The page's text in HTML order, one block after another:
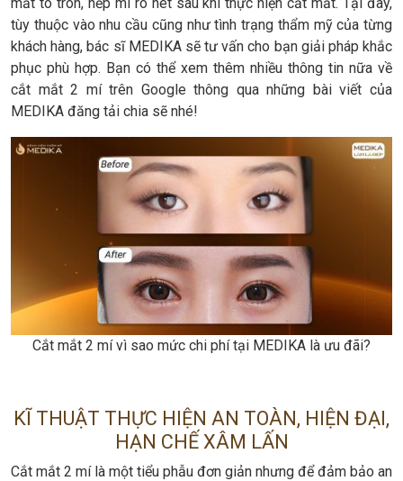
tùy thuộc vào nhu cầu cũng như tình trạng thẩm mỹ của từng
khách hàng, bác sĩ MEDIKA sẽ tư vấn cho bạn giải pháp khắc
phục phù hợp. Bạn có thể xem thêm nhiều thông tin nữa về
cắt mắt 2 mí trên Google thông qua những bài viết của
MEDIKA đăng tải chia sẽ nhé!
Cắt mắt 2 mí vì sao mức chi phí tại MEDIKA là ưu đãi?
KĨ THUẬT THỰC HIỆN AN TOÀN, HIỆN ĐẠI,
HẠN CHẾ XÂM LẤN
Cắt mắt 2 mí là một tiểu phẫu đơn giản nhưng để đảm bảo an